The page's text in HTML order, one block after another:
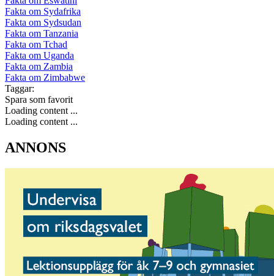
Fakta om Sydafrika
Fakta om Sydsudan
Fakta om Tanzania
Fakta om Tchad
Fakta om Uganda
Fakta om Zambia
Fakta om Zimbabwe
Taggar:
Spara som favorit
Loading content ...
Loading content ...
ANNONS